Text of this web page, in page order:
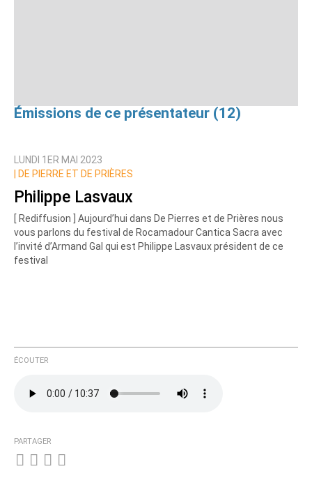
Émissions de ce présentateur (12)
LUNDI 1ER MAI 2023
DE PIERRE ET DE PRIÈRES
Philippe Lasvaux
[ Rediffusion ] Aujourd’hui dans De Pierres et de Prières nous
vous parlons du festival de Rocamadour Cantica Sacra avec
l’invité d’Armand Gal qui est Philippe Lasvaux président de ce
festival
ÉCOUTER
PARTAGER